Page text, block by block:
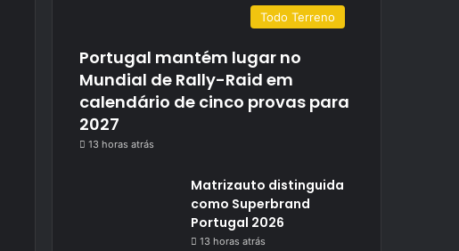
Todo Terreno
Portugal mantém lugar no
Mundial de Rally-Raid em
calendário de cinco provas para
2027
13 horas atrás
Matrizauto distinguida
como Superbrand
Portugal 2026
13 horas atrás